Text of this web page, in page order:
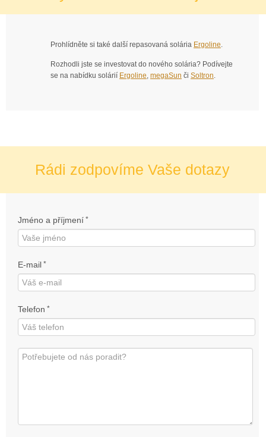
Prohlídněte si také další repasovaná solária Ergoline.
Rozhodli jste se investovat do nového solária? Podívejte
se na nabídku solárií Ergoline, megaSun či Soltron.
Rádi zodpovíme Vaše dotazy
Jméno a příjmení *
E-mail *
Telefon *